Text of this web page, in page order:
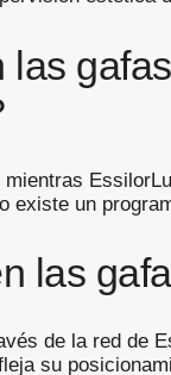
existe un
las
de la red
su